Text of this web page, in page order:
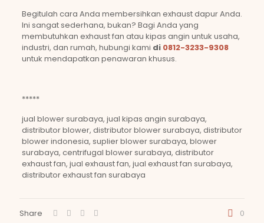
Begitulah cara Anda membersihkan exhaust dapur Anda.
Ini sangat sederhana, bukan? Bagi Anda yang
membutuhkan exhaust fan atau kipas angin untuk usaha,
industri, dan rumah, hubungi kami di 0812-3233-9308
untuk mendapatkan penawaran khusus.
*****
jual blower surabaya, jual kipas angin surabaya,
distributor blower, distributor blower surabaya, distributor
blower indonesia, suplier blower surabaya, blower
surabaya, centrifugal blower surabaya, distributor
exhaust fan, jual exhaust fan, jual exhaust fan surabaya,
distributor exhaust fan surabaya
Share 0